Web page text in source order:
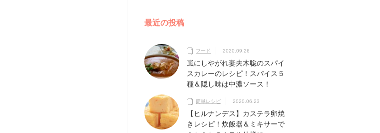
最近の投稿
フード 2020.09.26
嵐にしやがれ妻夫木聡のスパイ
スカレーのレシピ！スパイス５
種＆隠し味は中濃ソース！
簡単レシピ 2020.06.23
【ヒルナンデス】カステラ卵焼
きレシピ！炊飯器＆ミキサーで